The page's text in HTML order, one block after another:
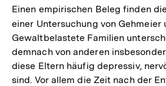
Einen empirischen Beleg finden
einer Untersuchung von Gehmeier
Gewaltbelastete Familien
demnach von anderen
diese Eltern häufig depressiv,
sind. Vor allem die Zeit nach der